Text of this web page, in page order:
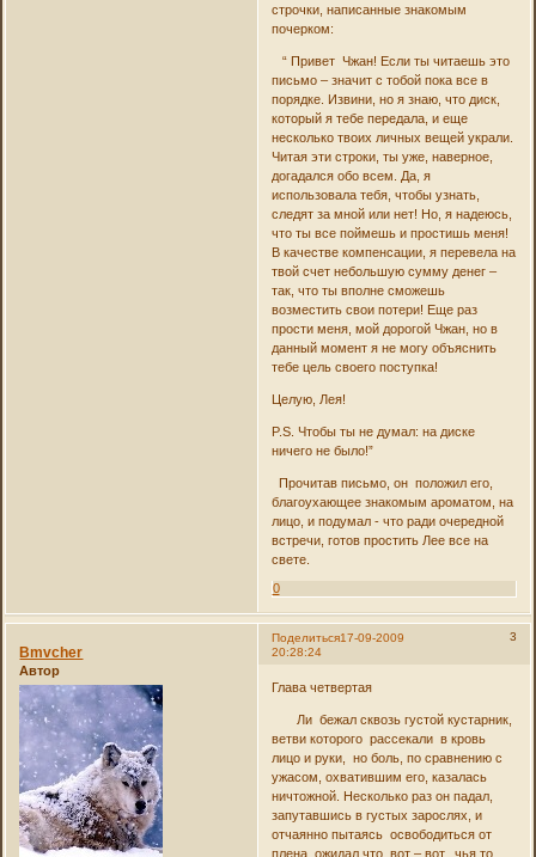
строчки, написанные знакомым
почерком:
“ Привет Чжан! Если ты читаешь это
письмо – значит с тобой пока все в
порядке. Извини, но я знаю, что диск,
который я тебе передала, и еще
несколько твоих личных вещей украли.
Читая эти строки, ты уже, наверное,
догадался обо всем. Да, я
использовала тебя, чтобы узнать,
следят за мной или нет! Но, я надеюсь,
что ты все поймешь и простишь меня!
В качестве компенсации, я перевела на
твой счет небольшую сумму денег –
так, что ты вполне сможешь
возместить свои потери! Еще раз
прости меня, мой дорогой Чжан, но в
данный момент я не могу объяснить
тебе цель своего поступка!
Целую, Лея!
P.S. Чтобы ты не думал: на диске
ничего не было!”
Прочитав письмо, он положил его,
благоухающее знакомым ароматом, на
лицо, и подумал - что ради очередной
встречи, готов простить Лее все на
свете.
0
Поделиться 3
17-09-2009
20:28:24
Bmvcher
Автор
Глава четвертая
Ли бежал сквозь густой кустарник,
ветви которого рассекали в кровь
лицо и руки, но боль, по сравнению с
ужасом, охватившим его, казалась
ничтожной. Несколько раз он падал,
запутавшись в густых зарослях, и
отчаянно пытаясь освободиться от
плена, ожидал что вот – вот, чья то,